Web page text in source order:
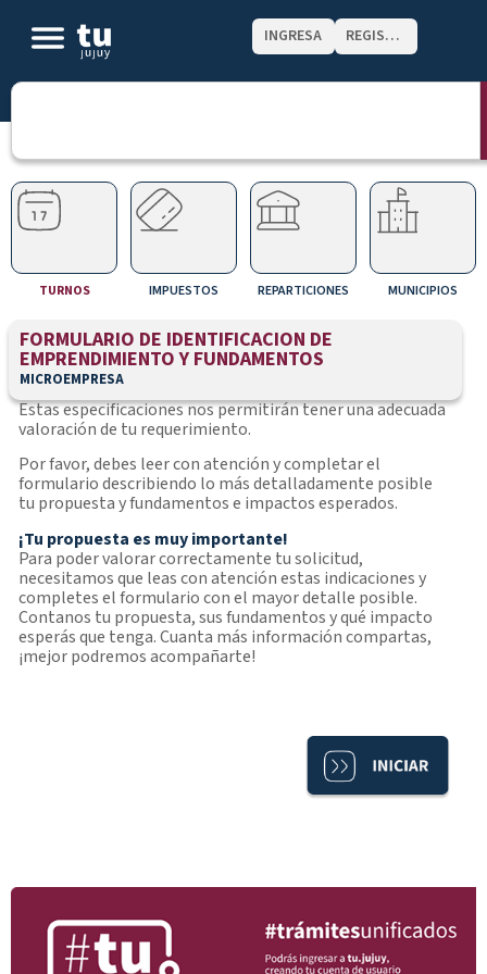
INGRESA REGISTRATE
TURNOS IMPUESTOS REPARTICIONES MUNICIPIOS
FORMULARIO DE IDENTIFICACION DE
EMPRENDIMIENTO Y FUNDAMENTOS
MICROEMPRESA
Estas especificaciones nos permitirán tener una adecuada
valoración de tu requerimiento.
Por favor, debes leer con atención y completar el
formulario describiendo lo más detalladamente posible
tu propuesta y fundamentos e impactos esperados.
¡Tu propuesta es muy importante!
Para poder valorar correctamente tu solicitud,
necesitamos que leas con atención estas indicaciones y
completes el formulario con el mayor detalle posible.
Contanos tu propuesta, sus fundamentos y qué impacto
esperás que tenga. Cuanta más información compartas,
¡mejor podremos acompañarte!